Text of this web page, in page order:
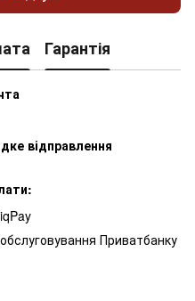
Гарантія
відправлення
Приватбанку